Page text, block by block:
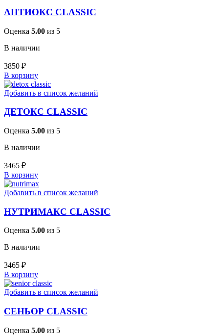
АНТИОКС CLASSIC
Оценка 5.00 из 5
В наличии
3850 ₽
В корзину
Добавить в список желаний
ДЕТОКС CLASSIC
Оценка 5.00 из 5
В наличии
3465 ₽
В корзину
Добавить в список желаний
НУТРИМАКС CLASSIC
Оценка 5.00 из 5
В наличии
3465 ₽
В корзину
Добавить в список желаний
СЕНЬОР CLASSIC
Оценка 5.00 из 5